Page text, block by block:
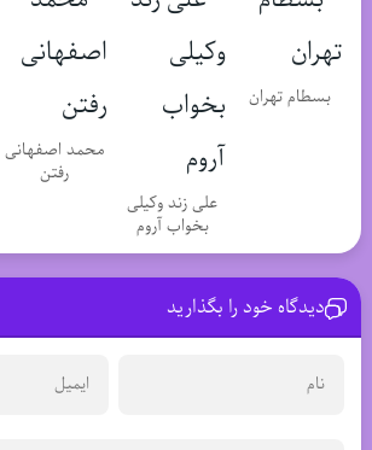
بسطام تهران
علی زند وکیلی
بخواب آروم
محمد اصفهانی
رفتن
دیدگاه خود را بگذارید